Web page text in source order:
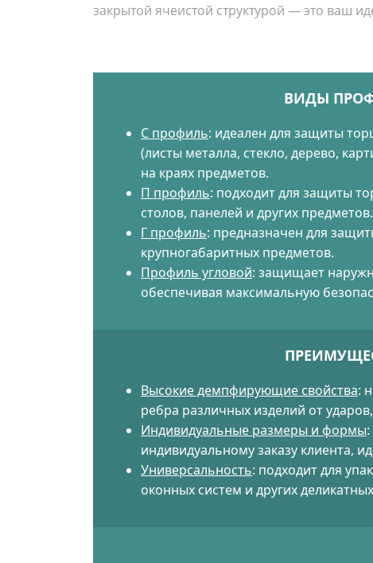
закрытой ячеистой структурой — это ваш
ВИДЫ
С профиль: идеален для защиты
(листы металла, стекло, дерево,
на краях предметов.
П профиль: подходит для защиты
столов, панелей и других предметов.
Г профиль: предназначен для
крупногабаритных предметов.
Профиль угловой: защищает
обеспечивая максимальную
Высокие демпфирующие свойства:
ребра различных изделий от
Индивидуальные размеры и формы
индивидуальному заказу клиента,
Универсальность: подходит для
оконных систем и других